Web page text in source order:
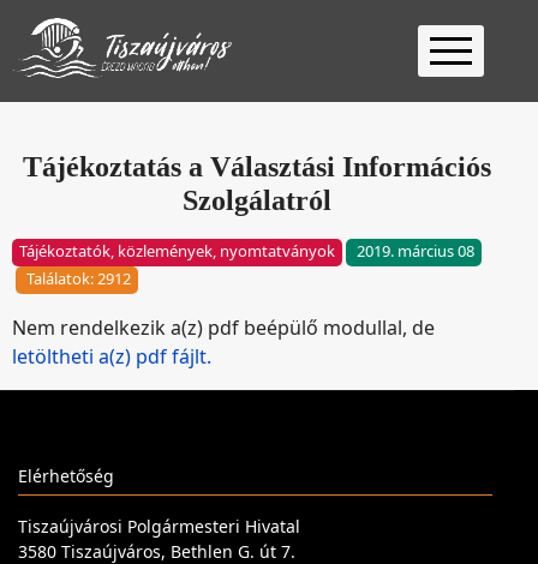
Kezdőlap
Ügyfélfogadás
Választás
2026 Fontos
Elérhetőség
Tájékoztatás a Választási Információs
Szolgálatról
Tájékoztatók, közlemények, nyomtatványok
2019. március 08
Találatok: 2912
Nem rendelkezik a(z) pdf beépülő modullal, de
letöltheti a(z) pdf fájlt.
Elérhetőség
Tiszaújvárosi Polgármesteri Hivatal
3580 Tiszaújváros, Bethlen G. út 7.